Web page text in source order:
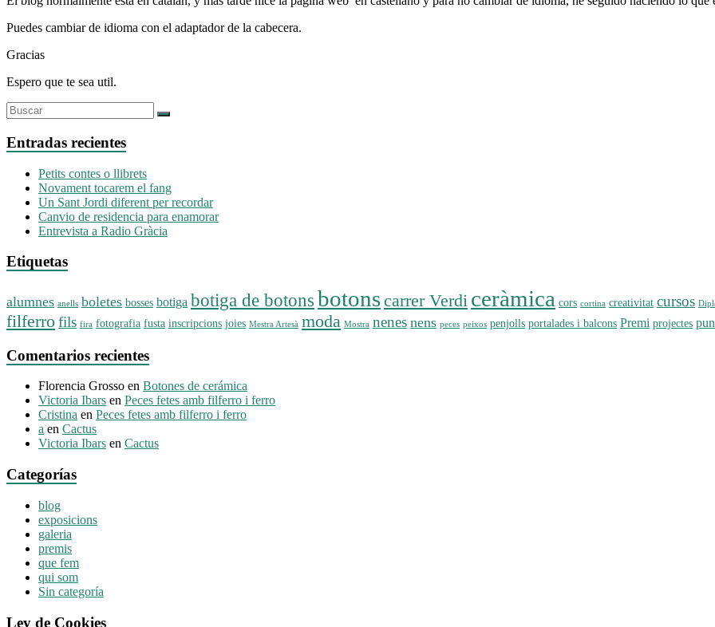
Puedes cambiar de idioma con el adaptador de la cabecera.
Gracias
Espero que te sea util.
Entradas recientes
Petits contes o llibrets
Novament tocarem el fang
Un Sant Jordi diferent per recordar
Canvio de residencia para enamorar
Entrevista a Radio Gràcia
Etiquetas
alumnes anells boletes bosses botiga botiga de botons botonscarrer Verdi ceràmica cors cortina creativitat cursos
filferrofils fira fotografia fusta inscripcions joies Mestra Artesà moda Mostra nenes nens peces peixos penjolls portalades i balcons Premi projectes
Comentarios recientes
Florencia Grosso en Botones de cerámica
Victoria Ibars en Peces fetes amb filferro i ferro
Cristina en Peces fetes amb filferro i ferro
a en Cactus
Victoria Ibars en Cactus
Categorías
blog
exposicions
galeria
premis
que fem
qui som
Sin categoría
Ley de Cookies